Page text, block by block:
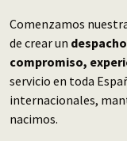
Comenzamos
de crear un
compromiso,
servicio en toda
internacionales,
nacimos.